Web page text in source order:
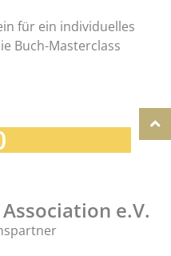
für ein individuelles
Buch-Masterclass
e.V.